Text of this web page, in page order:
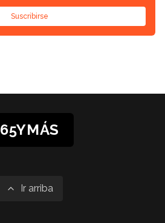
Suscribirse
65YMÁS
Ir arriba